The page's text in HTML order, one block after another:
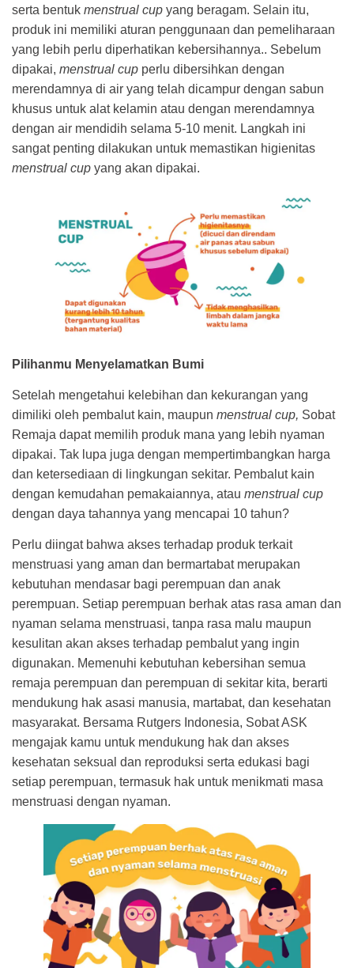
serta bentuk menstrual cup yang beragam. Selain itu,
produk ini memiliki aturan penggunaan dan pemeliharaan
yang lebih perlu diperhatikan kebersihannya.. Sebelum
dipakai, menstrual cup perlu dibersihkan dengan
merendamnya di air yang telah dicampur dengan sabun
khusus untuk alat kelamin atau dengan merendamnya
dengan air mendidih selama 5-10 menit. Langkah ini
sangat penting dilakukan untuk memastikan higienitas
menstrual cup yang akan dipakai.
Pilihanmu Menyelamatkan Bumi
Setelah mengetahui kelebihan dan kekurangan yang
dimiliki oleh pembalut kain, maupun menstrual cup, Sobat
Remaja dapat memilih produk mana yang lebih nyaman
dipakai. Tak lupa juga dengan mempertimbangkan harga
dan ketersediaan di lingkungan sekitar. Pembalut kain
dengan kemudahan pemakaiannya, atau menstrual cup
dengan daya tahannya yang mencapai 10 tahun?
Perlu diingat bahwa akses terhadap produk terkait
menstruasi yang aman dan bermartabat merupakan
kebutuhan mendasar bagi perempuan dan anak
perempuan. Setiap perempuan berhak atas rasa aman dan
nyaman selama menstruasi, tanpa rasa malu maupun
kesulitan akan akses terhadap pembalut yang ingin
digunakan. Memenuhi kebutuhan kebersihan semua
remaja perempuan dan perempuan di sekitar kita, berarti
mendukung hak asasi manusia, martabat, dan kesehatan
masyarakat. Bersama Rutgers Indonesia, Sobat ASK
mengajak kamu untuk mendukung hak dan akses
kesehatan seksual dan reproduksi serta edukasi bagi
setiap perempuan, termasuk hak untuk menikmati masa
menstruasi dengan nyaman.